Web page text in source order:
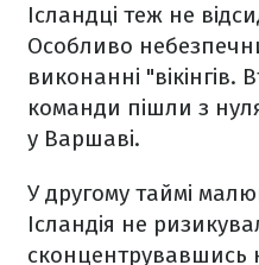
Ісландці теж не
Особливо
виконанні "вікінгів.
команди пішли з
у Варшаві.
У другому таймі
Ісландія не
сконцентрувавшись